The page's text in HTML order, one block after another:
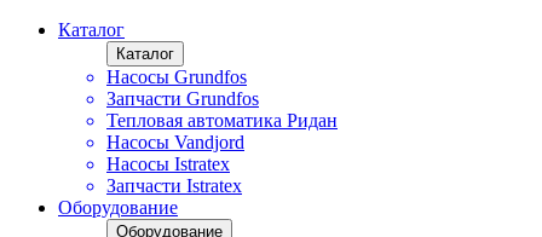
Каталог
Каталог
Насосы Grundfos
Запчасти Grundfos
Тепловая автоматика Ридан
Насосы Vandjord
Насосы Istratex
Запчасти Istratex
Оборудование
Оборудование